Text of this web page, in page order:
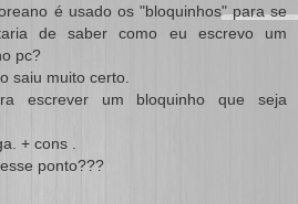
é usado os "bloquinhos" para se
de saber como eu escrevo um
pc?
saiu muito certo.
escrever um bloquinho que seja
+ cons .
ponto???